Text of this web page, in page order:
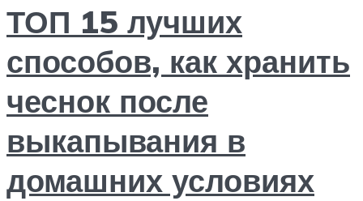
ТОП 15 лучших
способов, как хранить
чеснок после
выкапывания в
домашних условиях